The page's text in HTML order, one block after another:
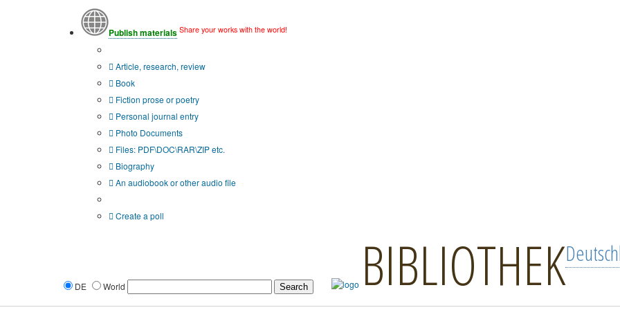
Publish materials Share your works with the world!
Article, research, review
Book
Fiction prose or poetry
Personal journal entry
Photo Documents
Files: PDF\DOC\RAR\ZIP etc.
Biography
An audiobook or other audio file
Create a poll
DE World BIBLIOTHEK